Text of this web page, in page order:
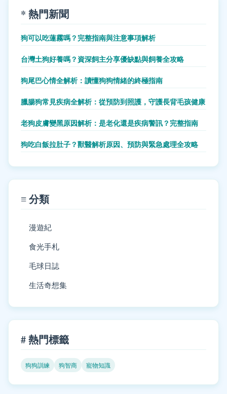
* 熱門新聞
狗可以吃蓮霧嗎？完整指南與注意事項解析
台灣土狗好養嗎？資深飼主分享優缺點與飼養全攻略
狗尾巴心情全解析：讀懂狗狗情緒的終極指南
臘腸狗常見疾病全解析：從預防到照護，守護長背毛孩健康
老狗皮膚變黑原因解析：是老化還是疾病警訊？完整指南
狗吃白飯拉肚子？獸醫解析原因、預防與緊急處理全攻略
≡ 分類
漫遊紀
食光手札
毛球日誌
生活奇想集
# 熱門標籤
狗狗訓練 狗智商 寵物知識